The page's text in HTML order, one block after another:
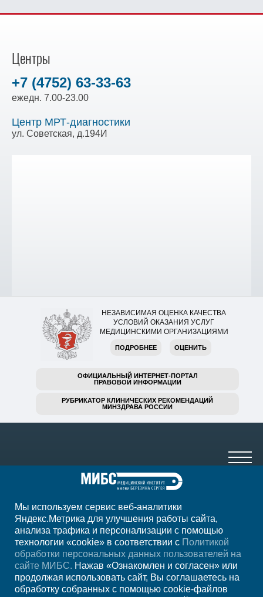
Центры
+7 (4752) 63-33-63
ежедн. 7.00-23.00
Центр МРТ-диагностики
ул. Советская, д.194И
НЕЗАВИСИМАЯ ОЦЕНКА КАЧЕСТВА
УСЛОВИЙ ОКАЗАНИЯ УСЛУГ
МЕДИЦИНСКИМИ ОРГАНИЗАЦИЯМИ
ПОДРОБНЕЕ ОЦЕНИТЬ
ОФИЦИАЛЬНЫЙ ИНТЕРНЕТ-ПОРТАЛ
ПРАВОВОЙ ИНФОРМАЦИИ
РУБРИКАТОР КЛИНИЧЕСКИХ РЕКОМЕНДАЦИЙ
МИНЗДРАВА РОССИИ
+7 (4752) 63-33-63
ежедн. 7.00-23.00
РегионТамбов
Мы используем сервис веб-аналитики
Яндекс.Метрика для улучшения работы сайта,
анализа трафика и персонализации с помощью
технологии «cookie» в соответствии с Политикой
обработки персональных данных пользователей на
сайте МИБС. Нажав «Ознакомлен и согласен» или
продолжая использовать сайт, Вы соглашаетесь на
обработку собранных с помощью cookie-файлов